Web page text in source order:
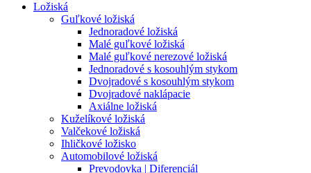
Ložiská
Guľkové ložiská
Jednoradové ložiská
Malé guľkové ložiská
Malé guľkové nerezové ložiská
Jednoradové s kosouhlým stykom
Dvojradové s kosouhlým stykom
Dvojradové naklápacie
Axiálne ložiská
Kuželíkové ložiská
Valčekové ložiská
Ihličkové ložisko
Automobilové ložiská
Prevodovka | Diferenciál